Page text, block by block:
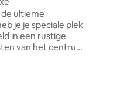
de ultieme
je je speciale plek
in een rustige
van het centrum
hut met één
luxe samen. Voel